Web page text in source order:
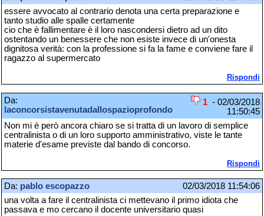
essere avvocato al contrario denota una certa preparazione e
tanto studio alle spalle certamente
cio che è fallimentare è il loro nascondersi dietro ad un dito
ostentando un benessere che non esiste invece di un'onesta
dignitosa verità: con la professione si fa la fame e conviene fare il
ragazzo al supermercato
Rispondi
Da:
laconcorsistavenutadallospazioprofondo
1 - 02/03/2018
11:50:45
Non mi è però ancora chiaro se si tratta di un lavoro di semplice
centralinista o di un loro supporto amministrativo, viste le tante
materie d'esame previste dal bando di concorso.
Rispondi
Da: pablo escopazzo
02/03/2018 11:54:06
una volta a fare il centralinista ci mettevano il primo idiota che
passava e mo cercano il docente universitario quasi